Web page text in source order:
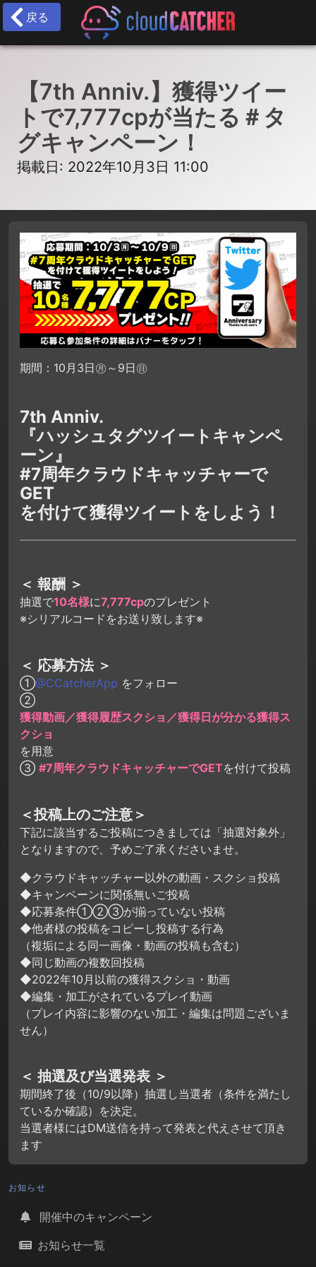
戻る
【7th Anniv.】獲得ツイー
トで7,777cpが当たる＃タ
グキャンペーン！
掲載日: 2022年10月3日 11:00
期間：10月3日㊊～9日㊐
7th Anniv.
『ハッシュタグツイートキャンペ
ーン』
#7周年クラウドキャッチャーで
GET
を付けて獲得ツイートをしよう！
＜ 報酬 ＞
抽選で10名様に7,777cpのプレゼント
※シリアルコードをお送り致します※
＜ 応募方法 ＞
①@CCatcherApp をフォロー
②
獲得動画／獲得履歴スクショ／獲得日が分かる獲得ス
クショ
を用意
③ #7周年クラウドキャッチャーでGETを付けて投稿
＜投稿上のご注意＞
下記に該当するご投稿につきましては「抽選対象外」
となりますので、予めご了承くださいませ。
◆クラウドキャッチャー以外の動画・スクショ投稿
◆キャンペーンに関係無いご投稿
◆応募条件①②③が揃っていない投稿
◆他者様の投稿をコピーし投稿する行為
（複垢による同一画像・動画の投稿も含む）
◆同じ動画の複数回投稿
◆2022年10月以前の獲得スクショ・動画
◆編集・加工がされているプレイ動画
（プレイ内容に影響のない加工・編集は問題ございま
せん）
＜ 抽選及び当選発表 ＞
期間終了後（10/9以降）抽選し当選者（条件を満たし
ているか確認）を決定。
当選者様にはDM送信を持って発表と代えさせて頂き
ます
お知らせ
開催中のキャンペーン
お知らせ一覧